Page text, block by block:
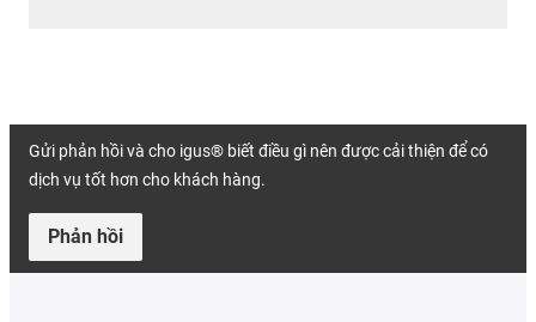
Gửi phản hồi và cho igus® biết điều gì nên được cải thiện để có
dịch vụ tốt hơn cho khách hàng.
Phản hồi